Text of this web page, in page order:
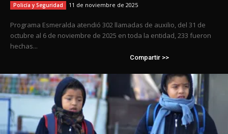
Policía y Seguridad 11 de noviembre de 2025
Programa Esmeralda atendió 302 llamadas de auxilio, del 31 de
octubre al 6 de noviembre de 2025 en toda la entidad, 233 fueron
hechas...
Compartir >>